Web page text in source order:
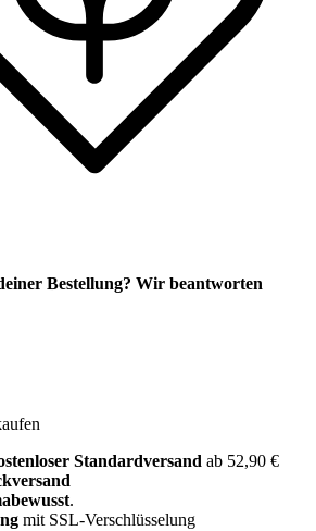
Bestellung? Wir beantworten
Standardversand ab 52,90 €
.
mit SSL-Verschlüsselung